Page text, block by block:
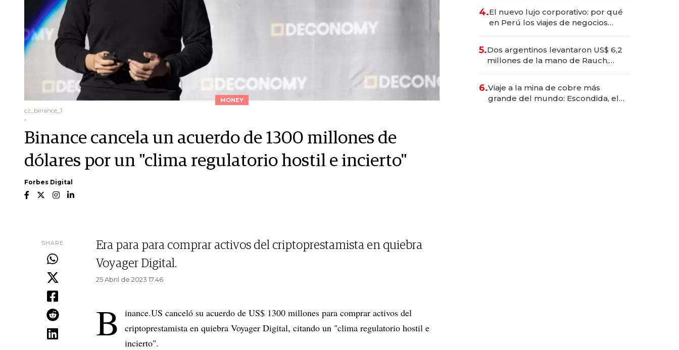
MONEY
cz_binance_1
.
Binance cancela un acuerdo de 1300 millones de
dólares por un "clima regulatorio hostil e incierto"
Forbes Digital
SHARE
Era para para comprar activos del criptoprestamista en quiebra
Voyager Digital.
25 Abril de 2023 17.46
B
inance.US canceló su acuerdo de US$ 1300 millones para comprar activos del
criptoprestamista en quiebra Voyager Digital, citando un "clima regulatorio hostil e
incierto".
4.El nuevo lujo corporativo: por qué
en Perú los viajes de negocios
transformadoras
5.Dos argentinos levantaron US$ 6,2
millones de la mano de Rauch,
6.Viaje a la mina de cobre más
grande del mundo: Escondida, el